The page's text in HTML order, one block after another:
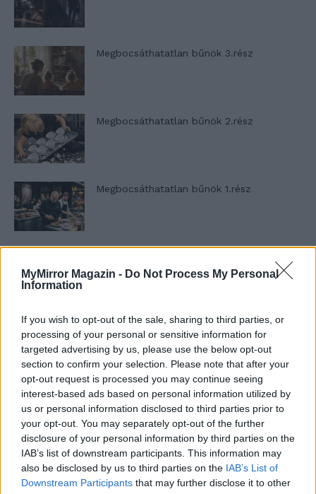
MyMirror Magazin - Do Not Process My Personal
Information
If you wish to opt-out of the sale, sharing to third parties, or
processing of your personal or sensitive information for
targeted advertising by us, please use the below opt-out
section to confirm your selection. Please note that after your
opt-out request is processed you may continue seeing
interest-based ads based on personal information utilized by
us or personal information disclosed to third parties prior to
your opt-out. You may separately opt-out of the further
disclosure of your personal information by third parties on the
IAB’s list of downstream participants. This information may
also be disclosed by us to third parties on the IAB’s List of
Downstream Participants that may further disclose it to other
Megbocsáthatatlan bűnök 3.rész
Megbocsáthatatlan bűnök 2.rész
Megbocsáthatatlan bűnök 1.rész
jelképe
Minka 12. rész
Minka 11. rész
T. szereti a fiatal lányokat 14. rész